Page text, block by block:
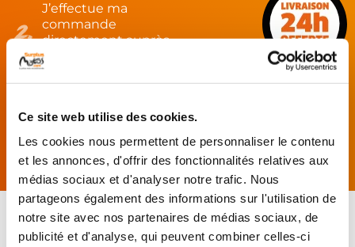
Ce site web utilise des cookies.
Les cookies nous permettent de personnaliser le contenu
et les annonces, d'offrir des fonctionnalités relatives aux
médias sociaux et d'analyser notre trafic. Nous
partageons également des informations sur l'utilisation de
notre site avec nos partenaires de médias sociaux, de
publicité et d'analyse, qui peuvent combiner celles-ci
J’effectue ma
commande
directement auprès
du réparateur.
Mes pièces sont livrées et